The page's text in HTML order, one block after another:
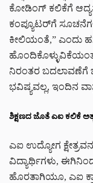
ಕೋಡಿಂಗ್ ಕಲಿಕೆಗೆ
ಕಂಪ್ಯೂಟರ್‌ಗೆ
ಕೀಲಿಯಂತೆ,” ಎಂದು
ನಿರಂತರ ಬದಲಾವಣೆಗೆ
ಭವಿಷ್ಯವಲ್ಲ, ಇಂದಿನ
ಶಿಕ್ಷಣದ ಜೊತೆ ಎಐ ಕಲಿಕೆ
ಎಐ ಉದ್ಯೋಗ
ವಿದ್ಯಾರ್ಥಿಗಳು,
ಹೊರತಾಗಿಯೂ, ಎಐ